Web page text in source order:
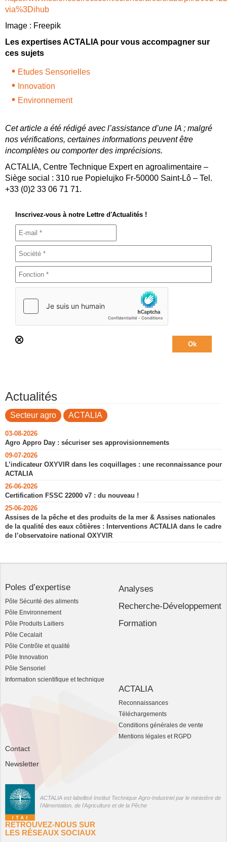
via%3Dihub
Image : Freepik
Les expertises ACTALIA pour vous accompagner sur
ces sujets
Etudes Sensorielles
Innovation
Environnement
Cet article a été rédigé avec l’assistance d’une IA ; malgré
nos vérifications, certaines informations peuvent être
incomplètes ou comporter des imprécisions.
ACTALIA, Centre Technique Expert en agroalimentaire –
Siège social : 310 rue Popielujko Fr-50000 Saint-Lô – Tel.
+33 (0)2 33 06 71 71.
Inscrivez-vous à notre Lettre d'Actualités !
Actualités
Secteur agro ACTALIA
03-08-2026
Agro Appro Day : sécuriser ses approvisionnements
09-07-2026
L’indicateur OXYVIR dans les coquillages : une reconnaissance pour
ACTALIA
26-06-2026
Certification FSSC 22000 v7 : du nouveau !
25-06-2026
Assises de la pêche et des produits de la mer & Assises nationales
de la qualité des eaux côtières : Interventions ACTALIA dans le cadre
de l’observatoire national OXYVIR
Poles d’expertise
Pôle Sécurité des aliments
Pôle Environnement
Pôle Produits Laitiers
Pôle Cecalait
Pôle Contrôle et qualité
Pôle Innovation
Pôle Sensoriel
Information scientifique et technique
Analyses
Recherche-Développement
Formation
ACTALIA
Reconnaissances
Téléchargements
Conditions générales de vente
Mentions légales et RGPD
Contact
Newsletter
ACTALIA est labellisé Institut Technique Agro-Industriel par le ministère de
l'Alimentation, de l'Agriculture et de la Pêche
RETROUVEZ-NOUS SUR
LES RÉSEAUX SOCIAUX